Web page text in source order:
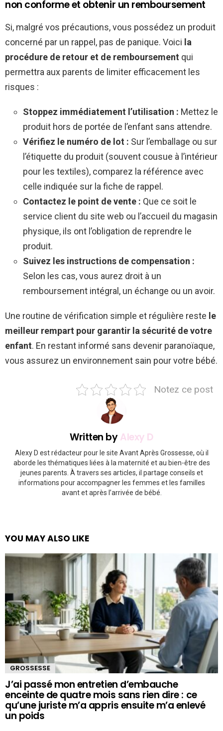
non conforme et obtenir un remboursement
Si, malgré vos précautions, vous possédez un produit
concerné par un rappel, pas de panique. Voici la
procédure de retour et de remboursement qui
permettra aux parents de limiter efficacement les
risques :
Stoppez immédiatement l’utilisation : Mettez le
produit hors de portée de l’enfant sans attendre.
Vérifiez le numéro de lot : Sur l’emballage ou sur
l’étiquette du produit (souvent cousue à l’intérieur
pour les textiles), comparez la référence avec
celle indiquée sur la fiche de rappel.
Contactez le point de vente : Que ce soit le
service client du site web ou l’accueil du magasin
physique, ils ont l’obligation de reprendre le
produit.
Suivez les instructions de compensation :
Selon les cas, vous aurez droit à un
remboursement intégral, un échange ou un avoir.
Une routine de vérification simple et régulière reste le
meilleur rempart pour garantir la sécurité de votre
enfant. En restant informé sans devenir paranoïaque,
vous assurez un environnement sain pour votre bébé.
Notez ce post
Written byAlexy D
Alexy D est rédacteur pour le site Avant Après Grossesse, où il
aborde les thématiques liées à la maternité et au bien-être des
jeunes parents. À travers ses articles, il partage conseils et
informations pour accompagner les femmes et les familles
avant et après l’arrivée de bébé.
YOU MAY ALSO LIKE
GROSSESSE
J’ai passé mon entretien d’embauche
enceinte de quatre mois sans rien dire : ce
qu’une juriste m’a appris ensuite m’a enlevé
un poids